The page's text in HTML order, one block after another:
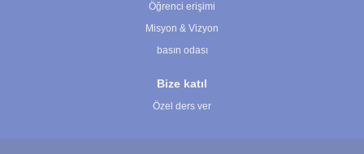
Öğrenci erişimi
Misyon & Vizyon
basın odası
Bize katıl
Özel ders ver